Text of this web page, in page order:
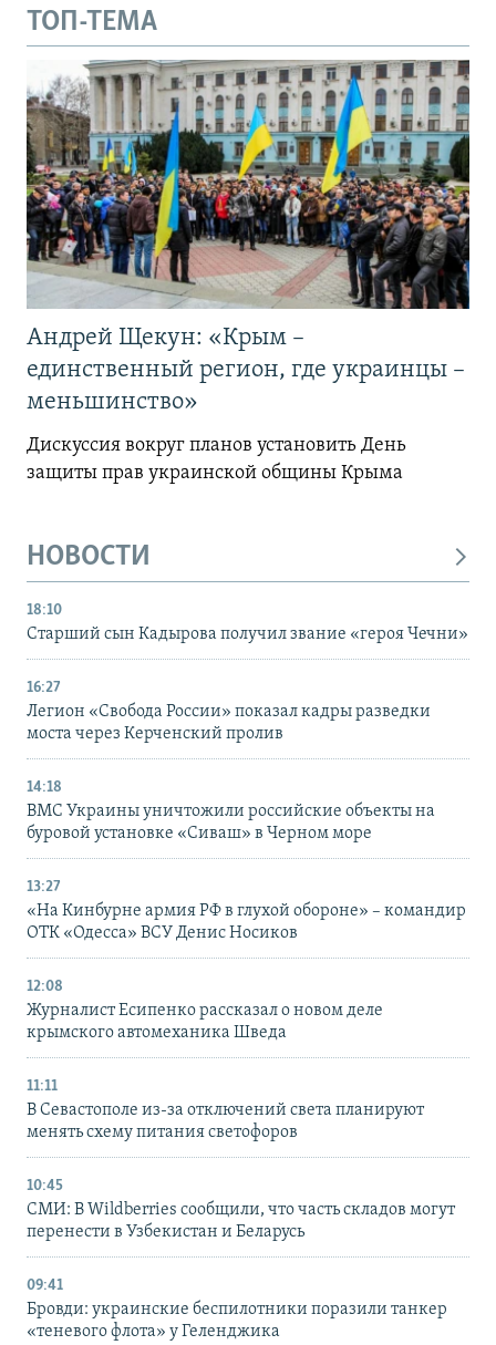
ТОП-ТЕМА
Андрей Щекун: «Крым –
единственный регион, где украинцы –
меньшинство»
Дискуссия вокруг планов установить День
защиты прав украинской общины Крыма
НОВОСТИ
18:10
Старший сын Кадырова получил звание «героя Чечни»
16:27
Легион «Свобода России» показал кадры разведки
моста через Керченский пролив
14:18
ВМС Украины уничтожили российские объекты на
буровой установке «Сиваш» в Черном море
13:27
«На Кинбурне армия РФ в глухой обороне» – командир
ОТК «Одесса» ВСУ Денис Носиков
12:08
Журналист Есипенко рассказал о новом деле
крымского автомеханика Шведа
11:11
В Севастополе из-за отключений света планируют
менять схему питания светофоров
10:45
СМИ: В Wildberries сообщили, что часть складов могут
перенести в Узбекистан и Беларусь
09:41
Бровди: украинские беспилотники поразили танкер
«теневого флота» у Геленджика